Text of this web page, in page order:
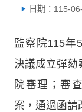
日期：115-
監察院115年
決議成立彈劾
院審理；審
案，通過函請